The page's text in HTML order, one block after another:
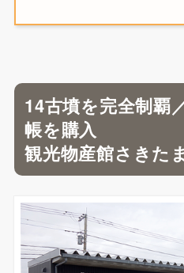
14古墳を完全制覇
帳を購入
観光物産館さきた